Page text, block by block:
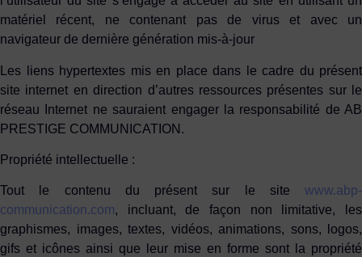
matériel récent, ne contenant pas de virus et avec un
navigateur de dernière génération mis-à-jour
Les liens hypertextes mis en place dans le cadre du présent
site internet en direction d’autres ressources présentes sur le
réseau Internet ne sauraient engager la responsabilité de AB
PRESTIGE COMMUNICATION.
Propriété intellectuelle :
Tout le contenu du présent sur le site www.abp-
communication.com, incluant, de façon non limitative, les
graphismes, images, textes, vidéos, animations, sons, logos,
gifs et icônes ainsi que leur mise en forme sont la propriété